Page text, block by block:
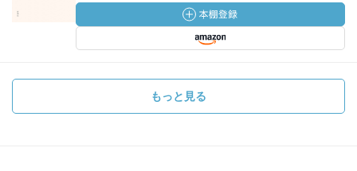
もっと見る